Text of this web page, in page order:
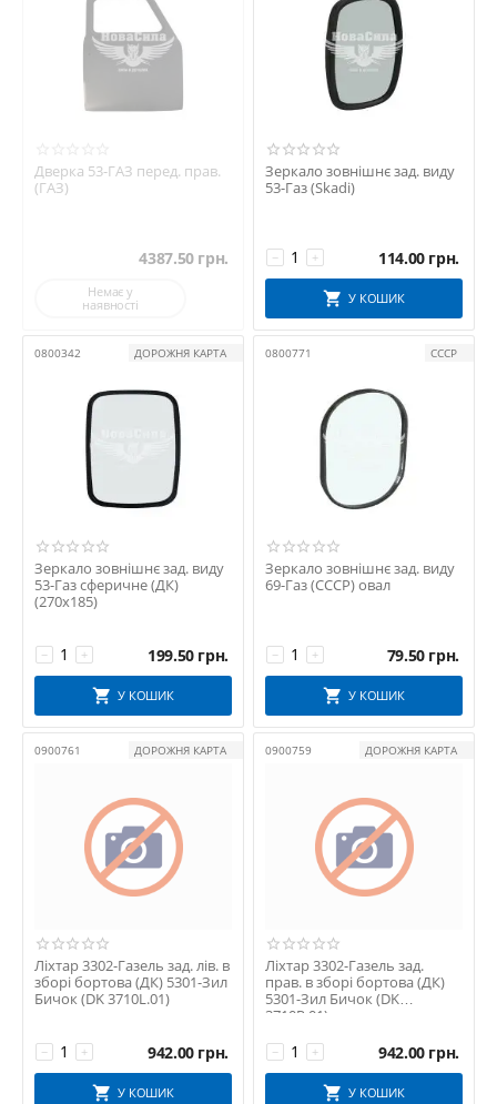
Дверка 53-ГАЗ перед. прав.
(ГАЗ)
4387.50 грн.
Немає у
наявності
Зеркало зовнішнє зад. виду
53-Газ (Skadi)
+
− 114.00 грн.
У КОШИК
0800342 ДОРОЖНЯ КАРТА
Зеркало зовнішнє зад. виду
53-Газ сферичне (ДК)
(270х185)
+
− 199.50 грн.
У КОШИК
0800771 СССР
Зеркало зовнішнє зад. виду
69-Газ (СССР) овал
+
− 79.50 грн.
У КОШИК
0900761 ДОРОЖНЯ КАРТА
Ліхтар 3302-Газель зад. лів. в
зборі бортова (ДК) 5301-Зил
Бичок (DK 3710L.01)
+
− 942.00 грн.
У КОШИК
0900759 ДОРОЖНЯ КАРТА
Ліхтар 3302-Газель зад.
прав. в зборі бортова (ДК)
5301-Зил Бичок (DK
3710R.01)
+
− 942.00 грн.
У КОШИК